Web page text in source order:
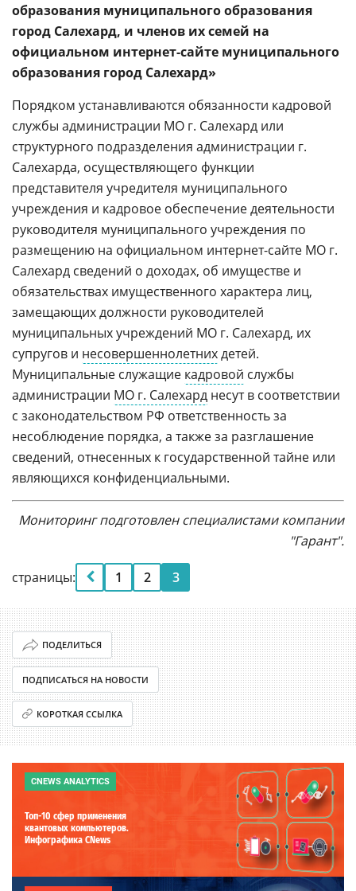
образования муниципального образования
город Салехард, и членов их семей на
официальном интернет-сайте муниципального
образования город Салехард»
Порядком устанавливаются обязанности кадровой
службы администрации МО г. Салехард или
структурного подразделения администрации г.
Салехарда, осуществляющего функции
представителя учредителя муниципального
учреждения и кадровое обеспечение деятельности
руководителя муниципального учреждения по
размещению на официальном интернет-сайте МО г.
Салехард сведений о доходах, об имуществе и
обязательствах имущественного характера лиц,
замещающих должности руководителей
муниципальных учреждений МО г. Салехард, их
супругов и несовершеннолетнихдетей.
Муниципальные служащие кадровой службы
администрации МО г. Салехард несут в соответствии
с законодательством РФ ответственность за
несоблюдение порядка, а также за разглашение
сведений, отнесенных к государственной тайне или
являющихся конфиденциальными.
Мониторинг подготовлен специалистами компании
"Гарант".
страницы: 1 2 3
ПОДЕЛИТЬСЯ
ПОДПИСАТЬСЯ НА НОВОСТИ
КОРОТКАЯ ССЫЛКА
CNEWS ANALYTICS
Топ-10 сфер применения
квантовых компьютеров.
Инфографика CNews